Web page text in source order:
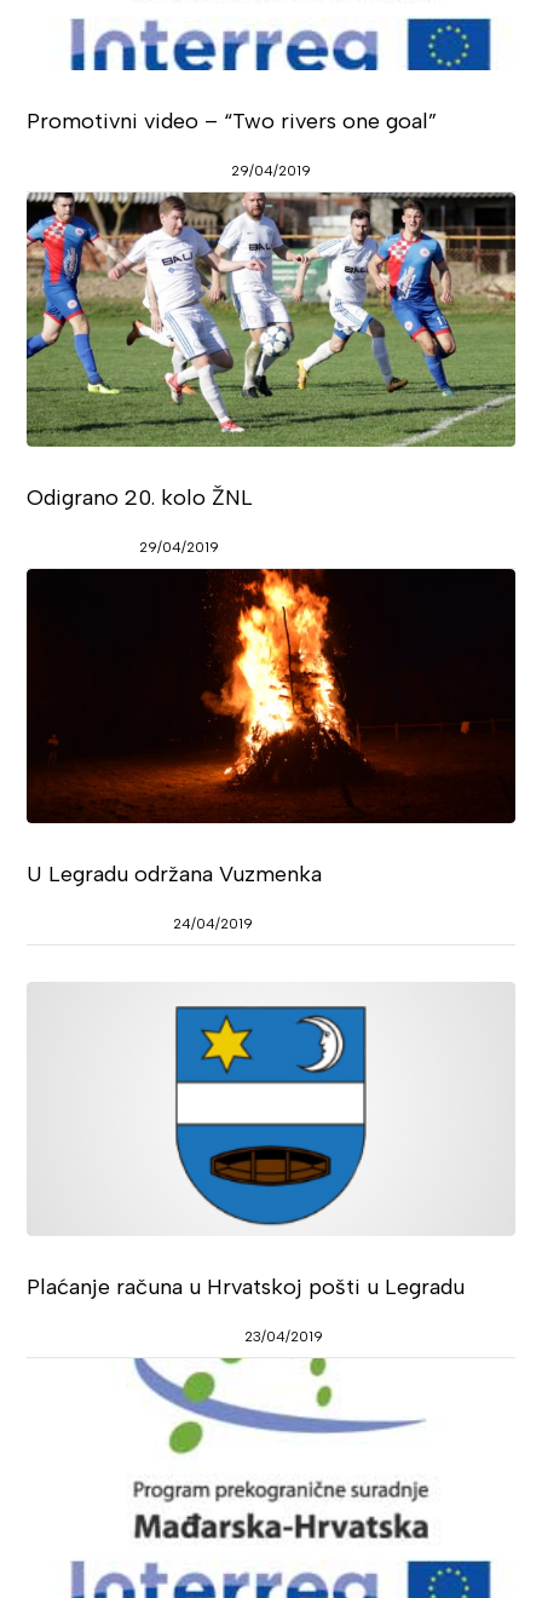
Promotivni video – “Two rivers one goal”
29/04/2019
Odigrano 20. kolo ŽNL
29/04/2019
U Legradu održana Vuzmenka
24/04/2019
Plaćanje računa u Hrvatskoj pošti u Legradu
23/04/2019